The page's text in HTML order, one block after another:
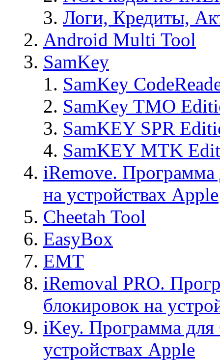
Логи, Кредиты,
Android Multi Tool
SamKey
SamKey
SamKey TMO
SamKEY SPR
SamKEY MTK
iRemove. Программа
на устройствах Apple
Cheetah Tool
EasyBox
EMT
iRemoval PRO.
блокировок на
iKey. Программа для
устройствах Apple